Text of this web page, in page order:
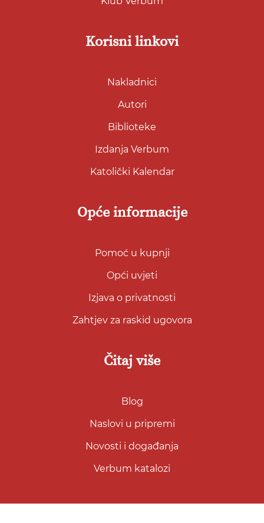
Korisni linkovi
Nakladnici
Autori
Biblioteke
Izdanja Verbum
Katolički Kalendar
Opće informacije
Pomoć u kupnji
Opći uvjeti
Izjava o privatnosti
Zahtjev za raskid ugovora
Čitaj više
Blog
Naslovi u pripremi
Novosti i događanja
Verbum katalozi